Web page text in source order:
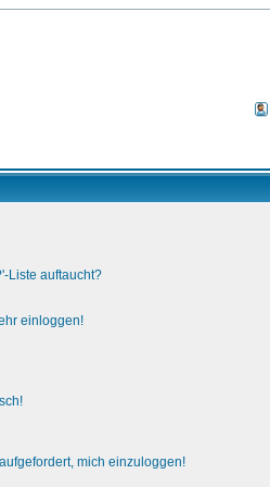
Liste auftaucht?
einloggen!
mich einzuloggen!